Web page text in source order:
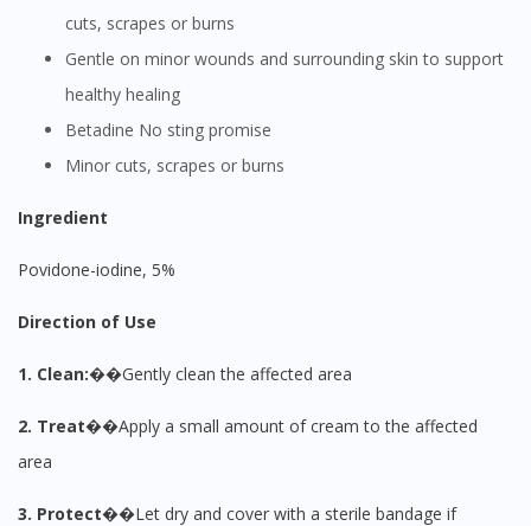
cuts, scrapes or burns
Gentle on minor wounds and surrounding skin to support
healthy healing
Betadine No sting promise
Minor cuts, scrapes or burns
Ingredient
Povidone-iodine, 5%
Direction of Use
1. Clean:��Gently clean the affected area
2. Treat��Apply a small amount of cream to the affected
area
3. Protect��Let dry and cover with a sterile bandage if